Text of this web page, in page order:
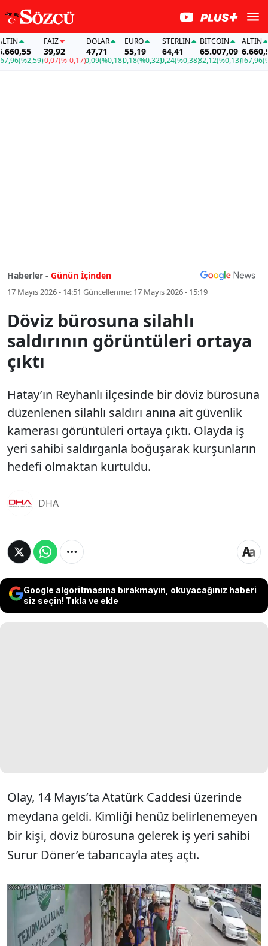
(%2,59)
39,92
-0,07(%-0,17)
DOLAR
47,71
0,09(%0,18)
EURO
55,19
0,18(%0,32)
STERLIN
64,41
0,24(%0,38)
BITCOIN
65.007,09
82,12(%0,13)
ALTIN
6.660,55
167,96
Haberler - Günün İçinden
17 Mayıs 2026 - 14:51 Güncellenme: 17 Mayıs 2026 - 15:19
Döviz bürosuna silahlı
saldırının görüntüleri ortaya
çıktı
Hatay’ın Reyhanlı ilçesinde bir döviz bürosuna
düzenlenen silahlı saldırı anına ait güvenlik
kamerası görüntüleri ortaya çıktı. Olayda iş
yeri sahibi saldırganla boğuşarak kurşunların
hedefi olmaktan kurtuldu.
DHA
Google algoritmasına bırakmayın, okuyacağınız haberi
siz seçin! Tıkla ve ekle
Olay, 14 Mayıs’ta Atatürk Caddesi üzerinde
meydana geldi. Kimliği henüz belirlenemeyen
bir kişi, döviz bürosuna gelerek iş yeri sahibi
Surur Döner’e tabancayla ateş açtı.